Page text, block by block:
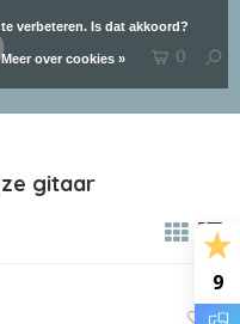
9
0
gitaar
verbeteren. Is dat akkoord?
Meer over cookies »